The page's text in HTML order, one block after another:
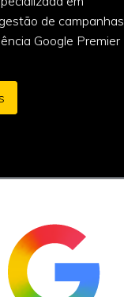
de campanhas
Google Premier